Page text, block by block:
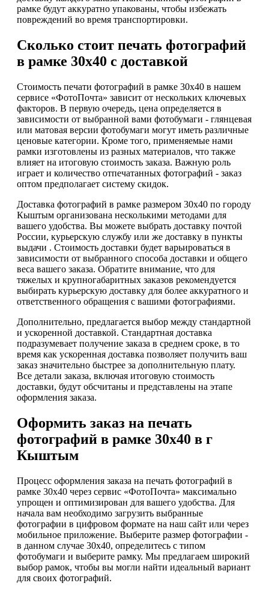
рамке будут аккуратно упакованы, чтобы избежать
повреждений во время транспортировки.
Сколько стоит печать фотографий
в рамке 30х40 с доставкой
Стоимость печати фотографий в рамке 30х40 в нашем
сервисе «ФотоПочта» зависит от нескольких ключевых
факторов. В первую очередь, цена определяется в
зависимости от выбранной вами фотобумаги - глянцевая
или матовая версии фотобумаги могут иметь различные
ценовые категории. Кроме того, применяемые нами
рамки изготовлены из разных материалов, что также
влияет на итоговую стоимость заказа. Важную роль
играет и количество отпечатанных фотографий - заказ
оптом предполагает систему скидок.
Доставка фотографий в рамке размером 30х40 по городу
Кыштым организована несколькими методами для
вашего удобства. Вы можете выбрать доставку почтой
России, курьерскую службу или же доставку в пункты
выдачи . Стоимость доставки будет варьироваться в
зависимости от выбранного способа доставки и общего
веса вашего заказа. Обратите внимание, что для
тяжелых и крупногабаритных заказов рекомендуется
выбирать курьерскую доставку для более аккуратного и
ответственного обращения с вашими фотографиями.
Дополнительно, предлагается выбор между стандартной
и ускоренной доставкой. Стандартная доставка
подразумевает получение заказа в среднем сроке, в то
время как ускоренная доставка позволяет получить ваш
заказ значительно быстрее за дополнительную плату.
Все детали заказа, включая итоговую стоимость
доставки, будут обсчитаны и представлены на этапе
оформления заказа.
Оформить заказ на печать
фотографий в рамке 30х40 в г
Кыштым
Процесс оформления заказа на печать фотографий в
рамке 30х40 через сервис «ФотоПочта» максимально
упрощен и оптимизирован для вашего удобства. Для
начала вам необходимо загрузить выбранные
фотографии в цифровом формате на наш сайт или через
мобильное приложение. Выберите размер фотографии -
в данном случае 30х40, определитесь с типом
фотобумаги и выберите рамку. Мы предлагаем широкий
выбор рамок, чтобы вы могли найти идеальный вариант
для своих фотографий.